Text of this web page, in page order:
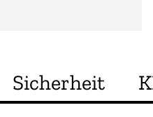
Sicherheit